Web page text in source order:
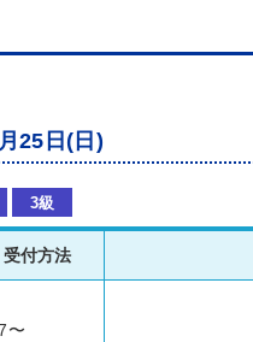
25日(日)
3級
付方法
〜